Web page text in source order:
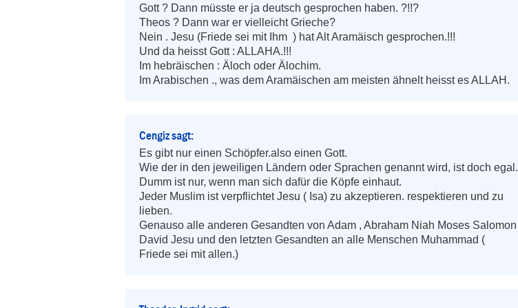
Gott ? Dann müsste er ja deutsch gesprochen haben. ?!!?
Theos ? Dann war er vielleicht Grieche?
Nein . Jesu (Friede sei mit Ihm  ) hat Alt Aramäisch gesprochen.!!!
Und da heisst Gott : ALLAHA.!!!
Im hebräischen : Äloch oder Älochim.
Im Arabischen ., was dem Aramäischen am meisten ähnelt heisst es ALLAH.
Cengiz sagt:
Es gibt nur einen Schöpfer.also einen Gott.
Wie der in den jeweiligen Ländern oder Sprachen genannt wird, ist doch egal.
Dumm ist nur, wenn man sich dafür die Köpfe einhaut.
Jeder Muslim ist verpflichtet Jesu ( Isa) zu akzeptieren. respektieren und zu
lieben.
Genauso alle anderen Gesandten von Adam , Abraham Niah Moses Salomon
David Jesu und den letzten Gesandten an alle Menschen Muhammad (
Friede sei mit allen.)